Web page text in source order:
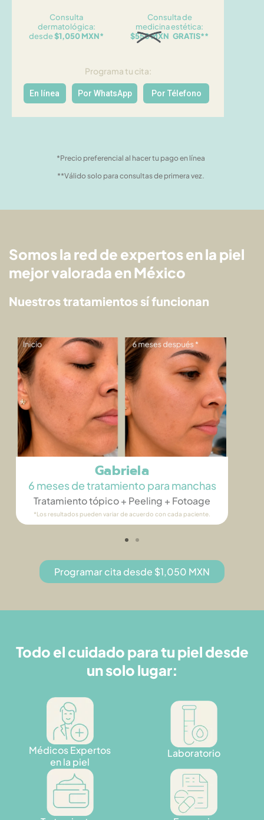
Consulta
dermatológica:
desde$1,050 MXN*
Consulta de
medicina estética:
$550 MXN GRATIS**
Programa tu cita:
En línea Por WhatsApp Por Télefono
*Precio preferencial al hacer tu pago en línea
**Válido solo para consultas de primera vez.
Somos la red de expertos en la piel
mejor valorada en México
Nuestros tratamientos sí funcionan
Gabriela
6 meses de tratamiento para manchas
Tratamiento tópico + Peeling​ + Fotoage
*Los resultados pueden variar de acuerdo con cada paciente.
Programar cita desde $1,050 MXN
Todo el cuidado para tu piel desde
un solo lugar:
Médicos Expertos
en la piel
Laboratorio